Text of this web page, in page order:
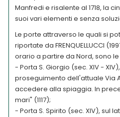
Manfredi e risalente al 1718, la
suoi vari elementi e senza
Le porte attraverso le quali si
riportate da FRENQUELLUCCI
orario a partire da Nord, sono
- Porta S. Giorgio (sec. XIV -
proseguimento dell'attuale Via
accedere alla spiaggia. In
mari" (1117);
- Porta S. Spirito (sec. XIV), sul